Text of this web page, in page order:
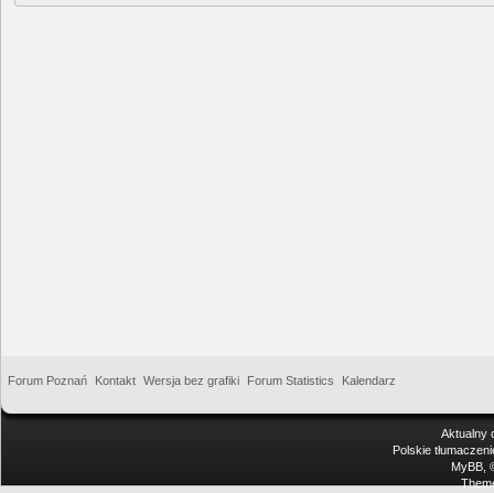
Forum Poznań Kontakt Wersja bez grafiki Forum Statistics Kalendarz
Aktualny
Polskie
MyBB